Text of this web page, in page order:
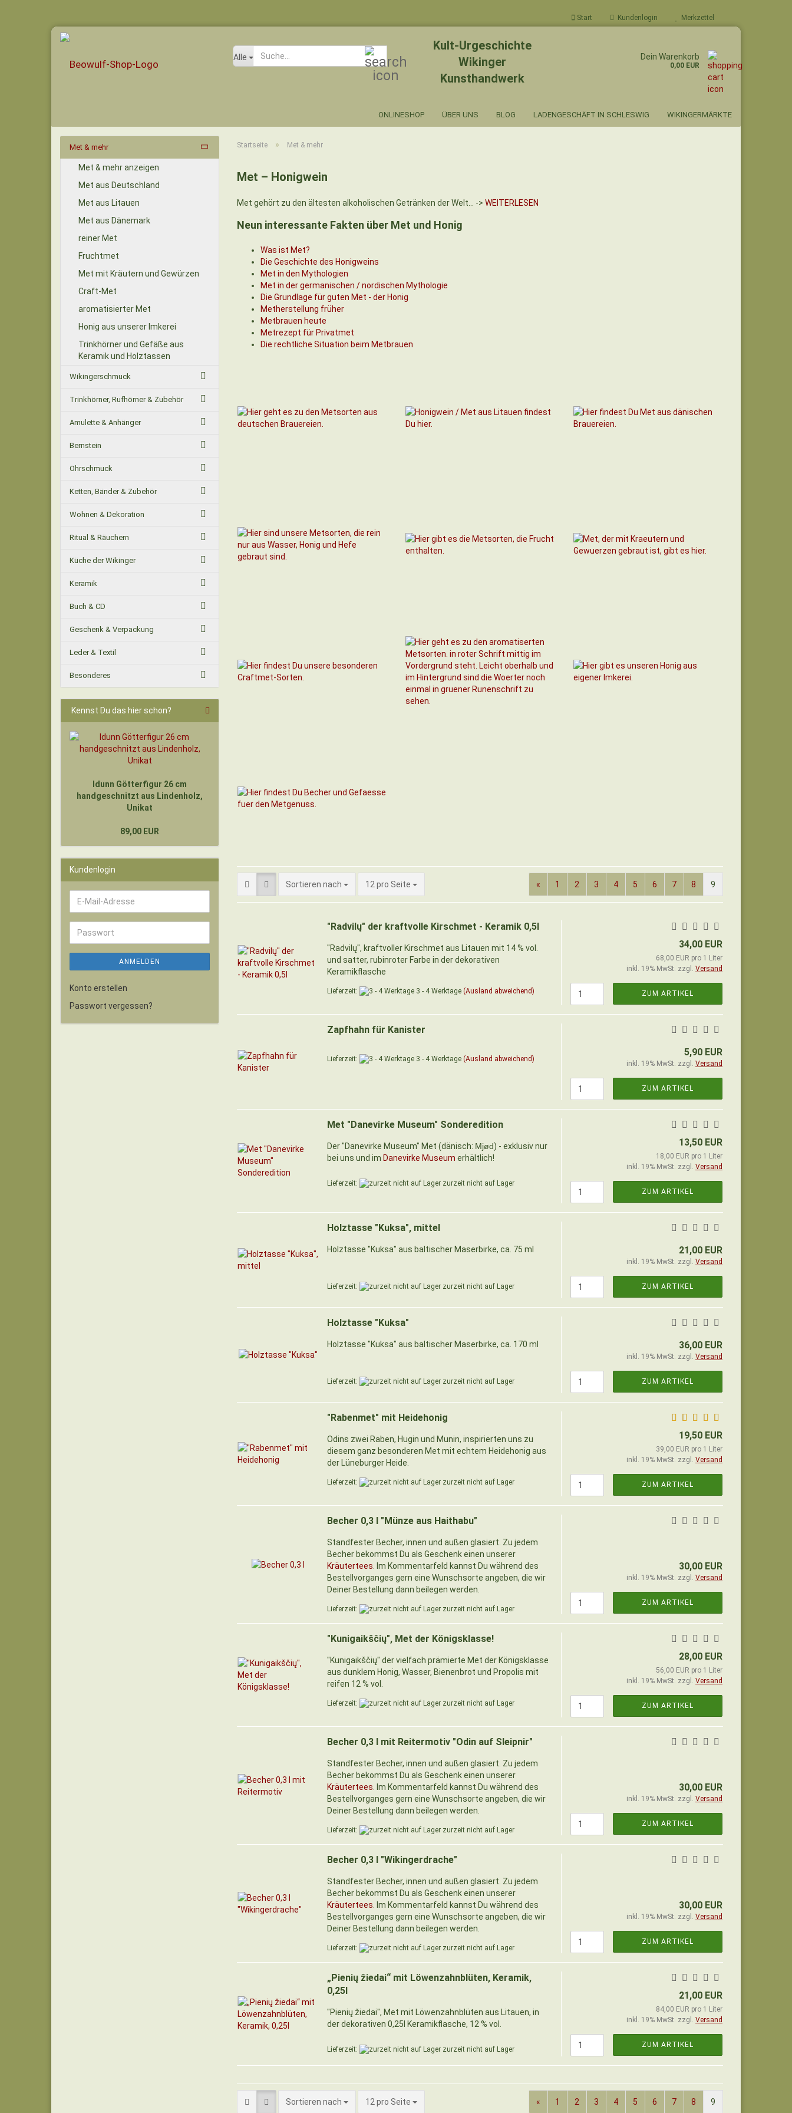
Start Kundenlogin Merkzettel
Alle
Kult-Urgeschichte
Wikinger
Kunsthandwerk
Dein Warenkorb
0,00 EUR
ONLINESHOP ÜBER UNS BLOG LADENGESCHÄFT IN SCHLESWIG WIKINGERMÄRKTE
Startseite » Met & mehr
Met – Honigwein
Met gehört zu den ältesten alkoholischen Getränken der Welt... -> WEITERLESEN
Neun interessante Fakten über Met und Honig
Was ist Met?
Die Geschichte des Honigweins
Met in den Mythologien
Met in der germanischen / nordischen Mythologie
Die Grundlage für guten Met - der Honig
Metherstellung früher
Metbrauen heute
Metrezept für Privatmet
Die rechtliche Situation beim Metbrauen
Sortieren nach
Sortieren nach 12 pro Seite
pro Seite « 1 2 3 4 5 6 7 8 9
"Radvilų" der kraftvolle Kirschmet - Keramik 0,5l
"Radvilų", kraftvoller Kirschmet aus Litauen mit 14 % vol.
und satter, rubinroter Farbe in der dekorativen
Keramikflasche
Lieferzeit: 3 - 4 Werktage (Ausland abweichend)
34,00 EUR
68,00 EUR pro 1 Liter
inkl. 19% MwSt. zzgl. Versand
ZUM ARTIKEL
Zapfhahn für Kanister
Lieferzeit: 3 - 4 Werktage (Ausland abweichend)
5,90 EUR
inkl. 19% MwSt. zzgl. Versand
ZUM ARTIKEL
Met "Danevirke Museum" Sonderedition
Der "Danevirke Museum" Met (dänisch: Mjød) - exklusiv nur
bei uns und im Danevirke Museum erhältlich!
Lieferzeit: zurzeit nicht auf Lager
13,50 EUR
18,00 EUR pro 1 Liter
inkl. 19% MwSt. zzgl. Versand
ZUM ARTIKEL
Holztasse "Kuksa", mittel
Holztasse "Kuksa" aus baltischer Maserbirke, ca. 75 ml
Lieferzeit: zurzeit nicht auf Lager
21,00 EUR
inkl. 19% MwSt. zzgl. Versand
ZUM ARTIKEL
Holztasse "Kuksa"
Holztasse "Kuksa" aus baltischer Maserbirke, ca. 170 ml
Lieferzeit: zurzeit nicht auf Lager
36,00 EUR
inkl. 19% MwSt. zzgl. Versand
ZUM ARTIKEL
"Rabenmet" mit Heidehonig
Odins zwei Raben, Hugin und Munin, inspirierten uns zu
diesem ganz besonderen Met mit echtem Heidehonig aus
der Lüneburger Heide.
Lieferzeit: zurzeit nicht auf Lager
19,50 EUR
39,00 EUR pro 1 Liter
inkl. 19% MwSt. zzgl. Versand
ZUM ARTIKEL
Becher 0,3 l "Münze aus Haithabu"
Standfester Becher, innen und außen glasiert. Zu jedem
Becher bekommst Du als Geschenk einen unserer
Kräutertees . Im Kommentarfeld kannst Du während des
Bestellvorganges gern eine Wunschsorte angeben, die wir
Deiner Bestellung dann beilegen werden.
Lieferzeit: zurzeit nicht auf Lager
30,00 EUR
inkl. 19% MwSt. zzgl. Versand
ZUM ARTIKEL
"Kunigaikščių", Met der Königsklasse!
"Kunigaikščių" der vielfach prämierte Met der Königsklasse
aus dunklem Honig, Wasser, Bienenbrot und Propolis mit
reifen 12 % vol.
Lieferzeit: zurzeit nicht auf Lager
28,00 EUR
56,00 EUR pro 1 Liter
inkl. 19% MwSt. zzgl. Versand
ZUM ARTIKEL
Becher 0,3 l mit Reitermotiv "Odin auf Sleipnir"
Standfester Becher, innen und außen glasiert. Zu jedem
Becher bekommst Du als Geschenk einen unserer
Kräutertees . Im Kommentarfeld kannst Du während des
Bestellvorganges gern eine Wunschsorte angeben, die wir
Deiner Bestellung dann beilegen werden.
Lieferzeit: zurzeit nicht auf Lager
30,00 EUR
inkl. 19% MwSt. zzgl. Versand
ZUM ARTIKEL
Becher 0,3 l "Wikingerdrache"
Standfester Becher, innen und außen glasiert. Zu jedem
Becher bekommst Du als Geschenk einen unserer
Kräutertees . Im Kommentarfeld kannst Du während des
Bestellvorganges gern eine Wunschsorte angeben, die wir
Deiner Bestellung dann beilegen werden.
Lieferzeit: zurzeit nicht auf Lager
30,00 EUR
inkl. 19% MwSt. zzgl. Versand
ZUM ARTIKEL
„Pienių žiedai“ mit Löwenzahnblüten, Keramik,
0,25l
"Pienių žiedai", Met mit Löwenzahnblüten aus Litauen, in
der dekorativen 0,25l Keramikflasche, 12 % vol.
Lieferzeit: zurzeit nicht auf Lager
21,00 EUR
84,00 EUR pro 1 Liter
inkl. 19% MwSt. zzgl. Versand
ZUM ARTIKEL
Sortieren nach
Sortieren nach 12 pro Seite
pro Seite « 1 2 3 4 5 6 7 8 9
Met & mehr
Met & mehr anzeigen
Met aus Deutschland
Met aus Litauen
Met aus Dänemark
reiner Met
Fruchtmet
Met mit Kräutern und Gewürzen
Craft-Met
aromatisierter Met
Honig aus unserer Imkerei
Trinkhörner und Gefäße aus
Keramik und Holztassen
Wikingerschmuck
Trinkhörner, Rufhörner & Zubehör
Amulette & Anhänger
Bernstein
Ohrschmuck
Ketten, Bänder & Zubehör
Wohnen & Dekoration
Ritual & Räuchern
Küche der Wikinger
Keramik
Buch & CD
Geschenk & Verpackung
Leder & Textil
Besonderes
Kennst Du das hier schon?
Idunn Götterfigur 26 cm
handgeschnitzt aus Lindenholz,
Unikat
89,00 EUR
Kundenlogin
E-
Mail-
Adresse
Passwort
ANMELDEN
Konto erstellen
Passwort vergessen?